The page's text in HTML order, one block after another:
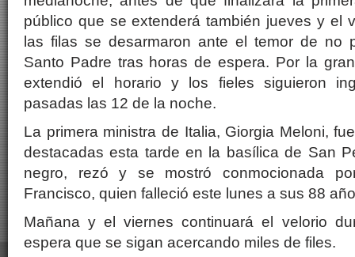
público que se extenderá también jueves y el
las filas se desarmaron ante el temor de no
Santo Padre tras horas de espera. Por la
extendió el horario y los fieles siguieron
pasadas las 12 de la noche.
La primera ministra de Italia, Giorgia Meloni,
destacadas esta tarde en la basílica de San
negro, rezó y se mostró conmocionada
Francisco, quien falleció este lunes a sus 88
Mañana y el viernes continuará el velorio
espera que se sigan acercando miles de files.